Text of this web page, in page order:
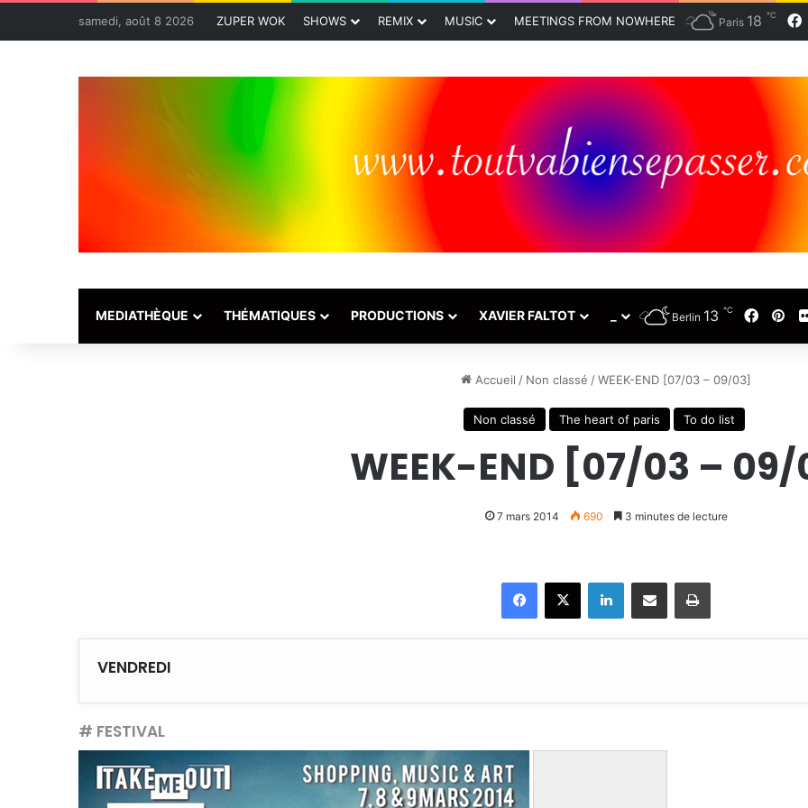
samedi, août 8 2026 ZUPER WOK SHOWS REMIX MUSIC MEETINGS FROM NOWHERE Paris 18 ℃
MEDIATHÈQUE THÉMATIQUES PRODUCTIONS XAVIER FALTOT Berlin 13 ℃
Accueil / Non classé /WEEK-END [07/03 – 09/03]
Non classé The heart of paris To do list
WEEK-END [07/03 –
7 mars 2014 690 3 minutes de lecture
VENDREDI
# FESTIVAL